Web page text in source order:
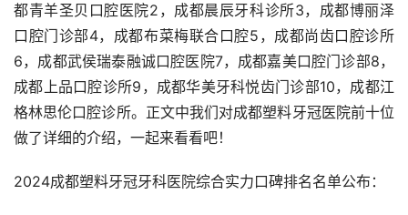
都青羊圣贝口腔医院2，成都晨辰牙科诊所3，成都博丽泽
口腔门诊部4，成都布菜梅联合口腔5，成都尚齿口腔诊所
6，成都武侯瑞泰融诚口腔医院7，成都嘉美口腔门诊部8，
成都上品口腔诊所9，成都华美牙科悦齿门诊部10，成都江
格林思伦口腔诊所。正文中我们对成都塑料牙冠医院前十位
做了详细的介绍，一起来看看吧！
2024成都塑料牙冠牙科医院综合实力口碑排名名单公布：